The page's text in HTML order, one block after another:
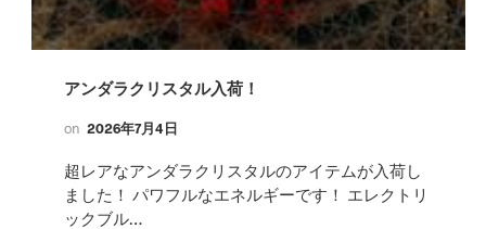
アンダラクリスタル入荷！
on 2026年7月4日
超レアなアンダラクリスタルのアイテムが入荷し
ました！ パワフルなエネルギーです！ エレクトリ
ックブル…